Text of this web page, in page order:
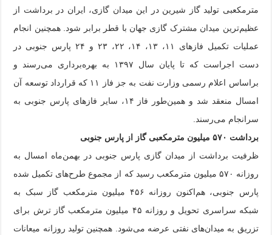
مترمکعبی تولید گاز شیرین در این میدان گازی، ایران در برداشت از
عظیم‌ترین میدان مشترک گازی جهان با قطر برابر شود. همچنین انجام
عملیات تکمیل فازهای ۱۱، ۱۳، ۱۴، ۲۲، ۲۳ و ۲۴ پارس جنوبی در
دست اجراست که تا پایان سال ۱۳۹۷ به بهره‌برداری می‌رسند و
براساس اعلام رسمی وزارت نفت به جز فاز ۱۱ که قرارداد توسعه آن
امسال منعقد شد و همین‌طور فاز ۱۴، سایر فازهای پارس جنوبی به
سرانجام می‌رسند.
برداشت ۵۷۰ میلیون مترمکعبی گاز از پارس جنوبی
ظرفیت برداشت از میدان گازی پارس جنوبی در بهمن‌ماه امسال به
روزانه ۵۷۰ میلیون مترمکعب رسید که از مجموع طرح‌های تکمیل شده
پارس جنوبی، هم‌اکنون روزانه ۴۵۶ میلیون مترمکعب گاز سبک به
شبکه سراسری تحویل و روزانه ۴۵ میلیون مترمکعب گاز ترش برای
تزریق به میدان‌های نفتی عرضه می‌شود. همچنین تولید روزانه میعانات